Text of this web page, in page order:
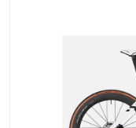
国际灯具清关